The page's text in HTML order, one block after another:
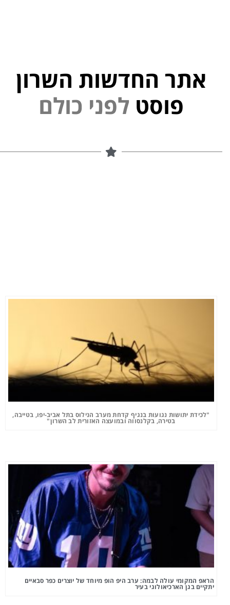
אתר החדשות השרון
פוסט
"לכידת יתושות נגועות בנגיף קדחת מערב הנילוס בתל אביב-יפו, בטייבה,
בטירה, בקלנסווה ובמועצה האזורית לב השרון"
הראפ המקומי עולה לבמה: ערב היפ הופ מיוחד של יוצרים כפר סבאיים
יתקיים בגן הארכיאולוגי בעיר